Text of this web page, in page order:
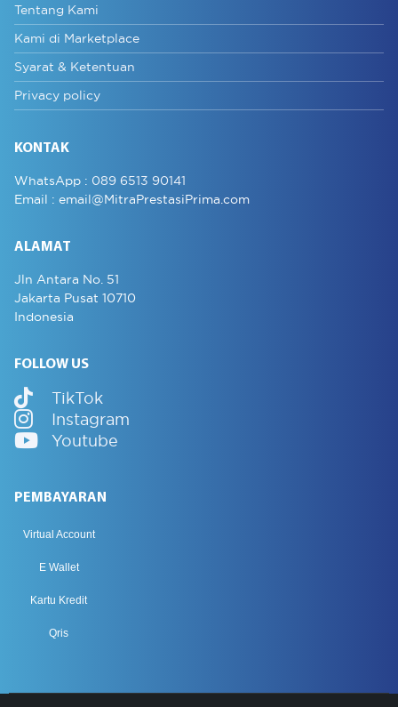
Tentang Kami
Kami di Marketplace
Syarat & Ketentuan
Privacy policy
KONTAK
WhatsApp : 089 6513 90141
Email : email@MitraPrestasiPrima.com
ALAMAT
Jln Antara No. 51
Jakarta Pusat 10710
Indonesia
FOLLOW US
TikTok
Instagram
Youtube
PEMBAYARAN
Virtual Account
E Wallet
Kartu Kredit
Qris